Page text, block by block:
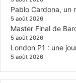
Pablo Cardona, un
5 août 2026
Master Final de
5 août 2026
London P1 : une
5 août 2026